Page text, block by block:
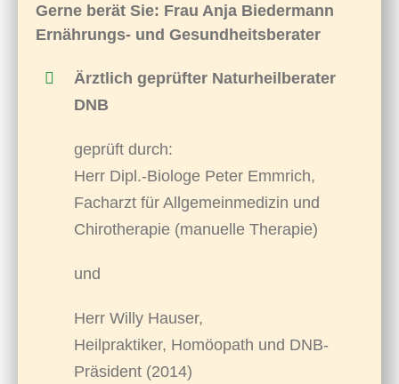
Gerne berät Sie: Frau Anja Biedermann
Ernährungs- und Gesundheitsberater
Ärztlich geprüfter Naturheilberater
DNB
geprüft durch:
Herr Dipl.-Biologe Peter Emmrich,
Facharzt für Allgemeinmedizin und
Chirotherapie (manuelle Therapie)
und
Herr Willy Hauser,
Heilpraktiker, Homöopath und DNB-
Präsident (2014)